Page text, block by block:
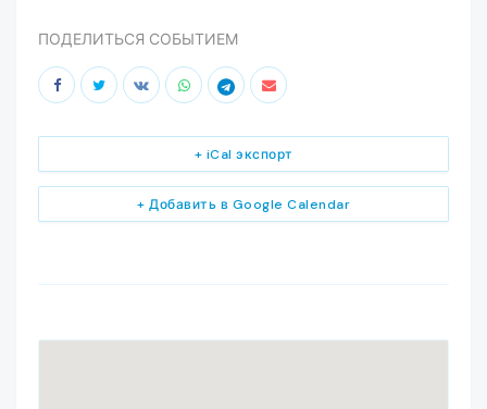
ПОДЕЛИТЬСЯ СОБЫТИЕМ
+ Добавить в Google Calendar
+ iCal экспорт